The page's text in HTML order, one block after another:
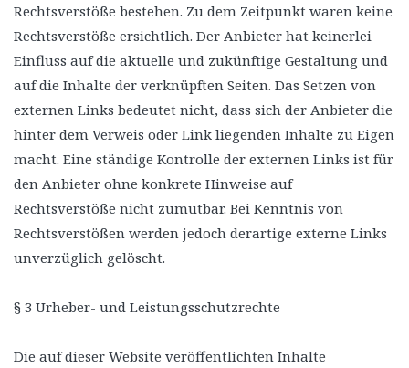
Rechtsverstöße bestehen. Zu dem Zeitpunkt waren keine
Rechtsverstöße ersichtlich. Der Anbieter hat keinerlei
Einfluss auf die aktuelle und zukünftige Gestaltung und
auf die Inhalte der verknüpften Seiten. Das Setzen von
externen Links bedeutet nicht, dass sich der Anbieter die
hinter dem Verweis oder Link liegenden Inhalte zu Eigen
macht. Eine ständige Kontrolle der externen Links ist für
den Anbieter ohne konkrete Hinweise auf
Rechtsverstöße nicht zumutbar. Bei Kenntnis von
Rechtsverstößen werden jedoch derartige externe Links
unverzüglich gelöscht.
§ 3 Urheber- und Leistungsschutzrechte
Die auf dieser Website veröffentlichten Inhalte